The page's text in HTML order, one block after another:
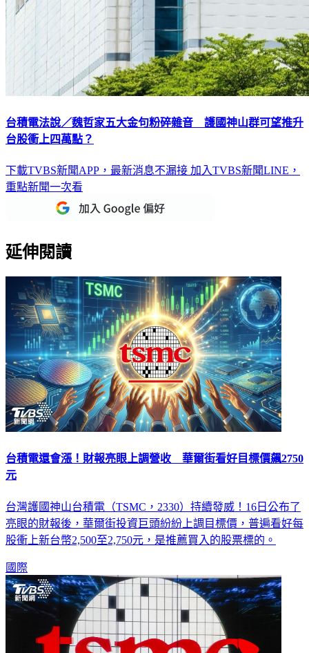
台積電法說／魏哲家五大金句粉碎雜音 護國神山群可望推升
台股衝上四萬點？
下載TVBS新聞APP，最新消息不漏接 加入TVBS新聞LINE，
重點新聞一次看
延伸閱讀
台積電還會漲！財報亮眼上調營收 華爾街看好目標價飆2750
元
台灣護國神山台積電（TSMC，2330）持續發威！16日公布了
亮眼的財報後，華爾街投資巨頭紛紛上調目標價，普遍看好每
股衝上新台幣2,500至2,750元，是推薦買入的股票標的。
國際